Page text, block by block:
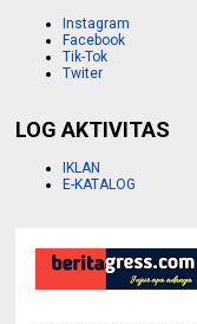
Instagram
Facebook
Tik-Tok
Twiter
LOG AKTIVITAS
IKLAN
E-KATALOG